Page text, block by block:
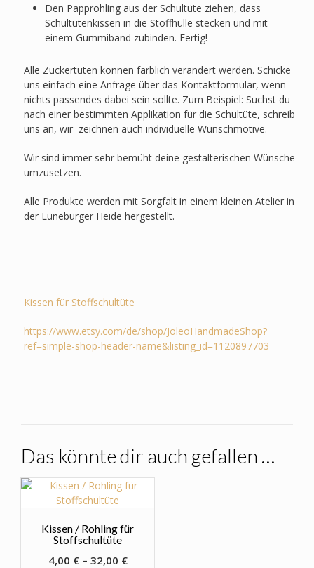
Den Papprohling aus der Schultüte ziehen, dass
Schultütenkissen in die Stoffhülle stecken und mit
einem Gummiband zubinden. Fertig!
Alle Zuckertüten können farblich verändert werden. Schicke
uns einfach eine Anfrage über das Kontaktformular, wenn
nichts passendes dabei sein sollte. Zum Beispiel: Suchst du
nach einer bestimmten Applikation für die Schultüte, schreib
uns an, wir zeichnen auch individuelle Wunschmotive.
Wir sind immer sehr bemüht deine gestalterischen Wünsche
umzusetzen.
Alle Produkte werden mit Sorgfalt in einem kleinen Atelier in
der Lüneburger Heide hergestellt.
Kissen für Stoffschultüte
https://www.etsy.com/de/shop/JoleoHandmadeShop?
ref=simple-shop-header-name&listing_id=1120897703
Das könnte dir auch gefallen …
Kissen / Rohling für
Stoffschultüte
4,00 €– 32,00 €